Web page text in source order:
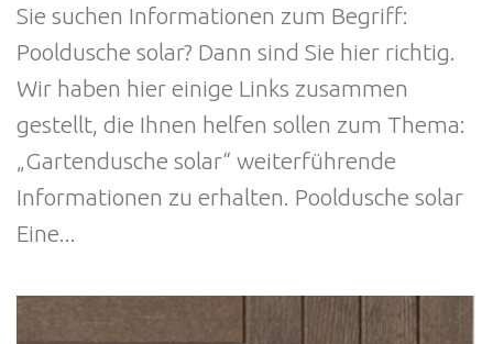
Sie suchen Informationen zum Begriff:
Pooldusche solar? Dann sind Sie hier richtig.
Wir haben hier einige Links zusammen
gestellt, die Ihnen helfen sollen zum Thema:
„Gartendusche solar“ weiterführende
Informationen zu erhalten. Pooldusche solar
Eine...